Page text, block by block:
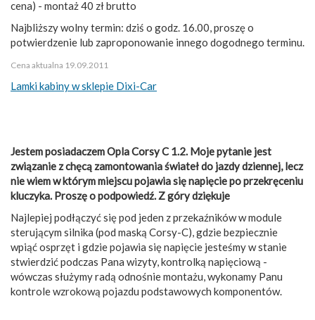
cena) - montaż 40 zł brutto
Najbliższy wolny termin: dziś o godz. 16.00, proszę o
potwierdzenie lub zaproponowanie innego dogodnego terminu.
Cena aktualna 19.09.2011
Lamki kabiny w sklepie Dixi-Car
Jestem posiadaczem Opla Corsy C 1.2. Moje pytanie jest
związanie z chęcą zamontowania świateł do jazdy dziennej, lecz
nie wiem w którym miejscu pojawia się napięcie po przekręceniu
kluczyka. Proszę o podpowiedź. Z góry dziękuje
Najlepiej podłączyć się pod jeden z przekaźników w module
sterującym silnika (pod maską Corsy-C), gdzie bezpiecznie
wpiąć osprzęt i gdzie pojawia się napięcie jesteśmy w stanie
stwierdzić podczas Pana wizyty, kontrolką napięciową -
wówczas służymy radą odnośnie montażu, wykonamy Panu
kontrole wzrokową pojazdu podstawowych komponentów.